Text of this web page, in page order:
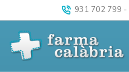
931 702 799 -